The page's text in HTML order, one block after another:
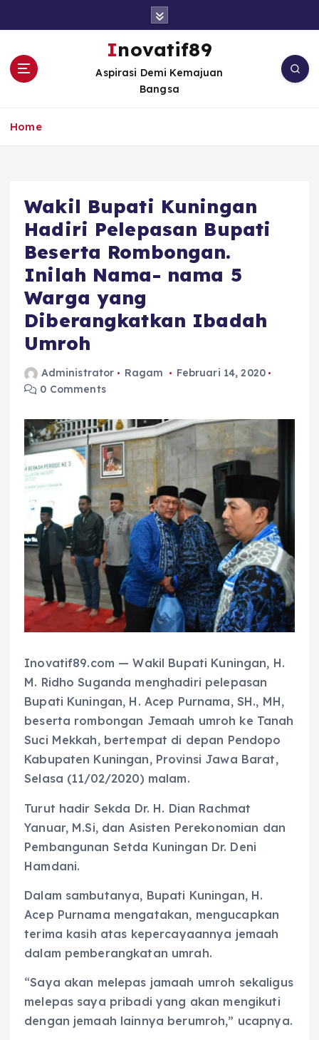
Inovatif89
Aspirasi Demi Kemajuan
Bangsa
Home
Wakil Bupati Kuningan
Hadiri Pelepasan Bupati
Beserta Rombongan.
Inilah Nama- nama 5
Warga yang
Diberangkatkan Ibadah
Umroh
Administrator Ragam
Februari 14, 2020
0 Comments
Inovatif89.com — Wakil Bupati Kuningan, H.
M. Ridho Suganda menghadiri pelepasan
Bupati Kuningan, H. Acep Purnama, SH., MH,
beserta rombongan Jemaah umroh ke Tanah
Suci Mekkah, bertempat di depan Pendopo
Kabupaten Kuningan, Provinsi Jawa Barat,
Selasa (11/02/2020) malam.
Turut hadir Sekda Dr. H. Dian Rachmat
Yanuar, M.Si, dan Asisten Perekonomian dan
Pembangunan Setda Kuningan Dr. Deni
Hamdani.
Dalam sambutanya, Bupati Kuningan, H.
Acep Purnama mengatakan, mengucapkan
terima kasih atas kepercayaannya jemaah
dalam pemberangkatan umrah.
“Saya akan melepas jamaah umroh sekaligus
melepas saya pribadi yang akan mengikuti
dengan jemaah lainnya berumroh,” ucapnya.